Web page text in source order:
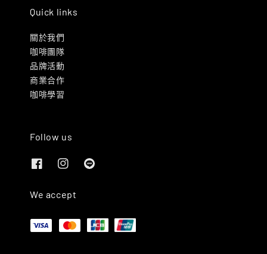
Quick links
關於我們
咖啡團隊
品牌活動
商業合作
咖啡學習
Follow us
We accept